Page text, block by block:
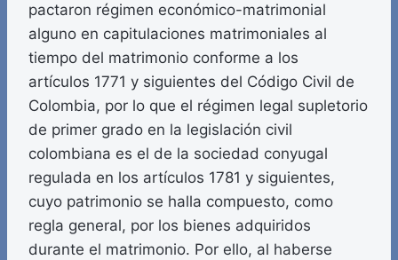
pactaron régimen económico-matrimonial
alguno en capitulaciones matrimoniales al
tiempo del matrimonio conforme a los
artículos 1771 y siguientes del Código Civil de
Colombia, por lo que el régimen legal supletorio
de primer grado en la legislación civil
colombiana es el de la sociedad conyugal
regulada en los artículos 1781 y siguientes,
cuyo patrimonio se halla compuesto, como
regla general, por los bienes adquiridos
durante el matrimonio. Por ello, al haberse